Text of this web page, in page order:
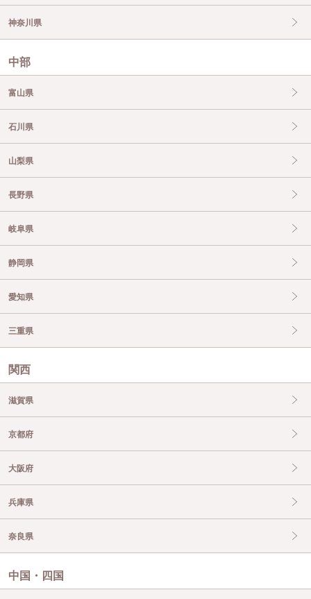
神奈川県
中部
富山県
石川県
山梨県
長野県
岐阜県
静岡県
愛知県
三重県
関西
滋賀県
京都府
大阪府
兵庫県
奈良県
中国・四国